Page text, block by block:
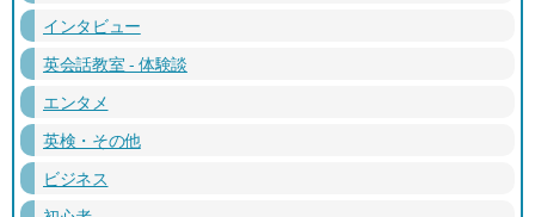
インタビュー
英会話教室 - 体験談
エンタメ
英検・その他
ビジネス